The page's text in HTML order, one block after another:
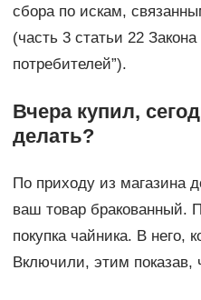
сбора по искам,
(часть 3 статьи 22
потребителей”).
Вчера купил,
делать?
По приходу из магазина
ваш товар бракованный.
покупка чайника. В него,
Включили, этим показав,